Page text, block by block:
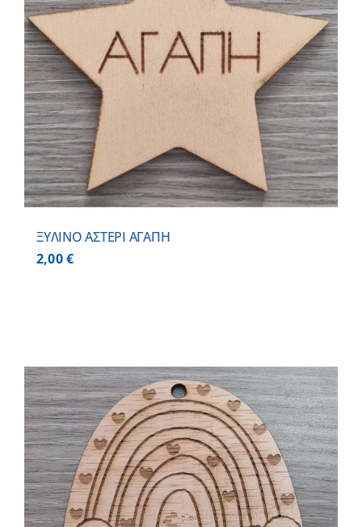
ΞΥΛΙΝΟ ΑΣΤΕΡΙ ΑΓΑΠΗ
2,00€